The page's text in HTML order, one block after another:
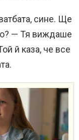
сине. Ще
— Тя виждаше
й каза, че все